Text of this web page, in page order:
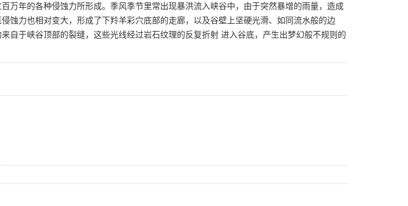
万年的各种侵蚀力所形成。季风季节里常出现暴洪流入峡谷中，由于突然暴增的雨量，造成
蚀力也相对变大，形成了下羚羊彩穴底部的走廊，以及谷壁上坚硬光滑、如同流水般的边
自于峡谷顶部的裂缝，这些光线经过岩石纹理的反复折射 进入谷底，产生出梦幻般不规则的